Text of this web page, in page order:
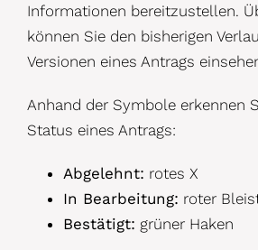
Informationen bereitzustellen.
können Sie den bisherigen
Versionen eines Antrags
Anhand der Symbole erkennen
Status eines Antrags:
Abgelehnt: rotes X
In Bearbeitung: roter
Bestätigt: grüner Haken